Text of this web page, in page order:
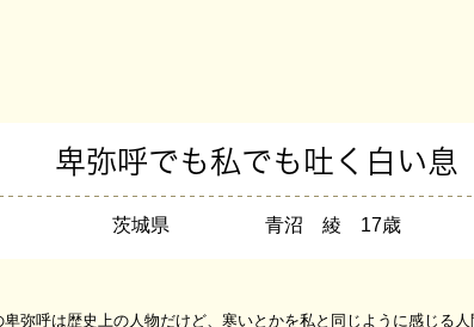
卑弥呼でも私でも吐く白い息
茨城県 青沼 綾 17歳
弥呼は歴史上の人物だけど、寒いとかを私と同じように感じる